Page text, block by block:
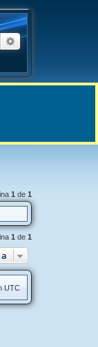
BuscarBúsqueda
1 de 1
1 de 1
UTC